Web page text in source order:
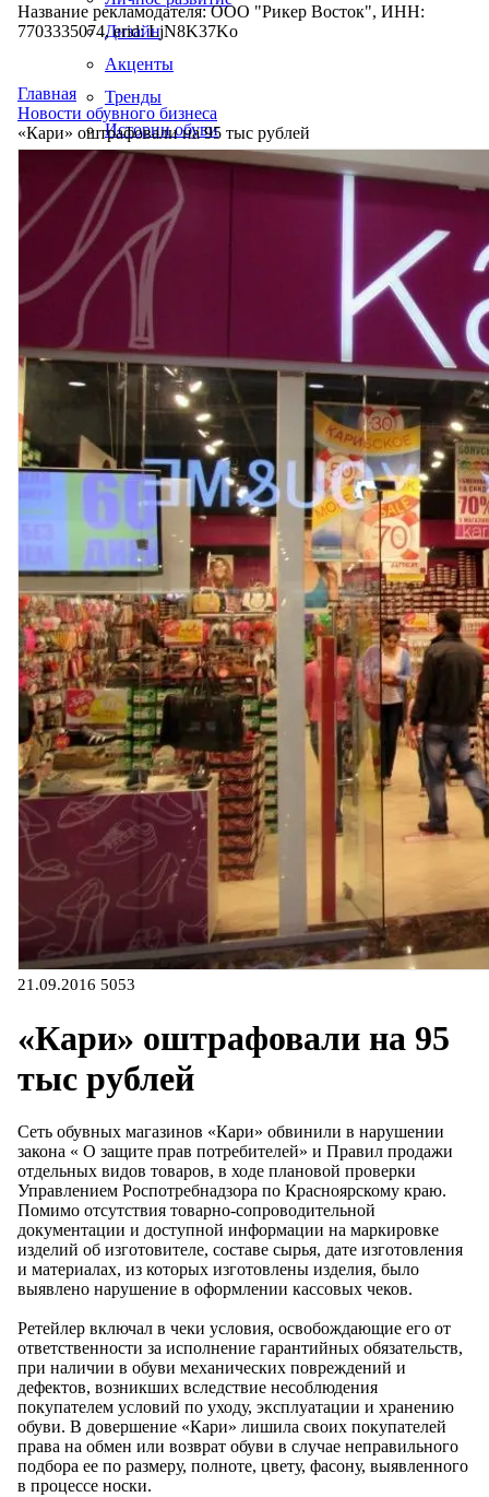
Дизайн
Акценты
Тренды
Истории обуви
Производство
Название рекламодателя: ООО "Рикер Восток", ИНН:
7703335074, erid: LjN8K37Ko
Главная
Новости обувного бизнеса
«Кари» оштрафовали на 95 тыс рублей
21.09.2016 5053
«Кари» оштрафовали на 95
тыс рублей
Сеть обувных магазинов «Кари» обвинили в нарушении
закона « О защите прав потребителей» и Правил продажи
отдельных видов товаров, в ходе плановой проверки
Управлением Роспотребнадзора по Красноярскому краю.
Помимо отсутствия товарно-сопроводительной
документации и доступной информации на маркировке
изделий об изготовителе, составе сырья, дате изготовления
и материалах, из которых изготовлены изделия, было
выявлено нарушение в оформлении кассовых чеков.
Ретейлер включал в чеки условия, освобождающие его от
ответственности за исполнение гарантийных обязательств,
при наличии в обуви механических повреждений и
дефектов, возникших вследствие несоблюдения
покупателем условий по уходу, эксплуатации и хранению
обуви. В довершение «Кари» лишила своих покупателей
права на обмен или возврат обуви в случае неправильного
подбора ее по размеру, полноте, цвету, фасону, выявленного
в процессе носки.